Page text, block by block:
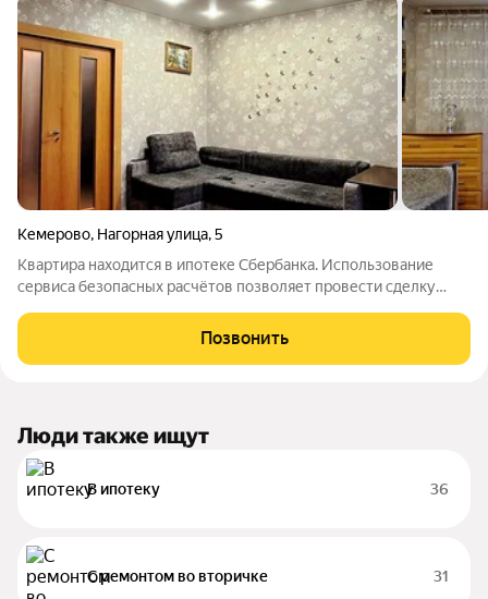
Кемерово, Нагорная улица,5
Квартира находится в ипотеке Сбербанка. Использование
сервиса безопасных расчётов позволяет провести сделку
жилом районе г. Кемерово "Кедровка". Примерно 30 минут
езды на автомобиле до
Позвонить
Люди также ищут
В ипотеку 36
С ремонтом во вторичке 31